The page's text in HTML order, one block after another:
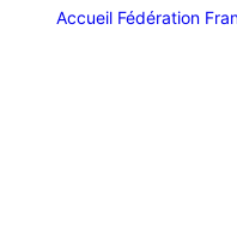
Accueil Fédération